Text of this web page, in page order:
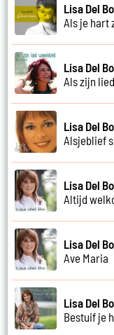
Lisa Del
Als je hart
Lisa Del Bo
Als zijn
Lisa Del Bo
Alsjeblief
Lisa Del Bo
Altijd
Lisa Del Bo
Ave Maria
Lisa Del Bo
Bestuif je